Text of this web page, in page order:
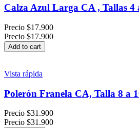
Calza Azul Larga CA , Tallas 4
Precio $17.900
Precio $17.900
Add to cart
Vista rápida
Polerón Franela CA, Talla 8 a
Precio $31.900
Precio $31.900